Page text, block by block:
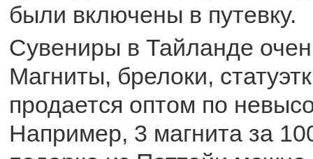
были включены в путевку.
Сувениры в Тайланде
Магниты, брелоки,
продается оптом по
Например, 3 магнита за